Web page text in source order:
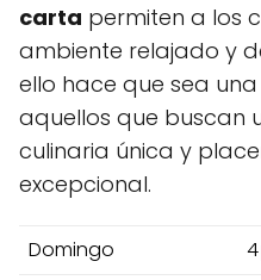
carta permiten a los
ambiente relajado y
ello hace que sea
aquellos que buscan
culinaria única y
excepcional.
Domingo